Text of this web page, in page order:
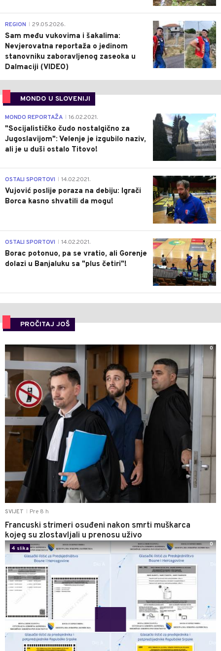
0
REGION 29.05.2026.
Sam među vukovima i šakalima:
Nevjerovatna reportaža o jedinom
stanovniku zaboravljenog zaseoka u
Dalmaciji (VIDEO)
MONDO U SLOVENIJI
4
MONDO REPORTAŽA 16.02.2021.
"Socijalističko čudo nostalgično za
Jugoslavijom": Velenje je izgubilo naziv,
ali je u duši ostalo Titovo!
1
OSTALI SPORTOVI 14.02.2021.
Vujović poslije poraza na debiju: Igrači
Borca kasno shvatili da mogu!
3
OSTALI SPORTOVI 14.02.2021.
Borac potonuo, pa se vratio, ali Gorenje
dolazi u Banjaluku sa "plus četiri"!
PROČITAJ JOŠ
SVIJET Pre 8 h
Francuski strimeri osuđeni nakon smrti muškarca
kojeg su zlostavljali u prenosu uživo
0
4 slika
0